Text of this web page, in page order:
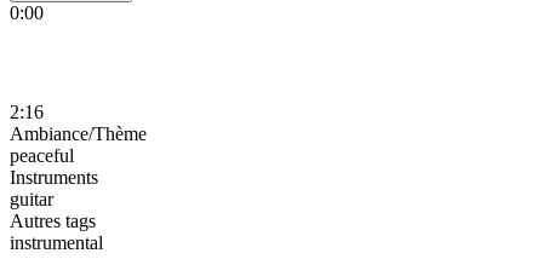
0:00
2:16
Ambiance/Thème
peaceful
Instruments
guitar
Autres tags
instrumental